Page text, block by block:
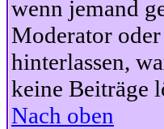
wenn jemand
Moderator
hinterlassen,
keine Beiträge
Nach oben